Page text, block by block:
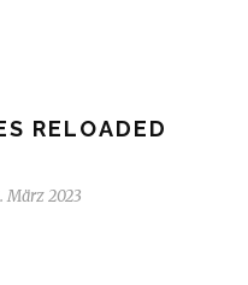
RELOADED
März 2023